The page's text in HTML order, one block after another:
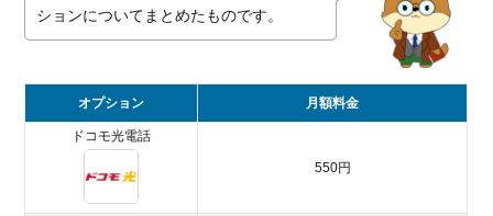
ドコ
ーは
スマ
ホの
月額
料金
ションについてまとめたものです。
オプション 月額料金
ドコモ光電話
550円